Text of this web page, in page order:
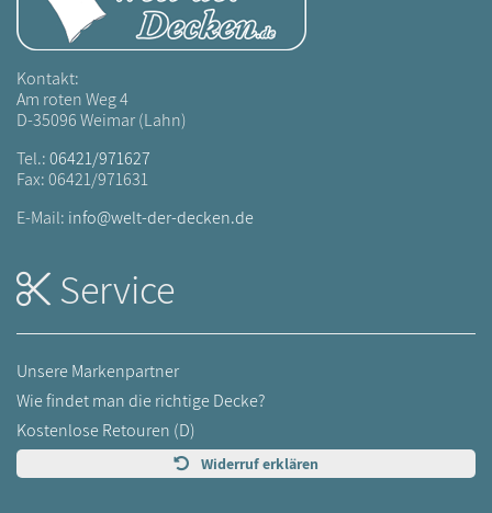
Kontakt:
Am roten Weg 4
D-35096 Weimar (Lahn)
Tel.:06421/971627
Fax: 06421/971631
E-Mail: info@welt-der-decken.de
Service
Unsere Markenpartner
Wie findet man die richtige Decke?
Kostenlose Retouren (D)
Widerruf erklären